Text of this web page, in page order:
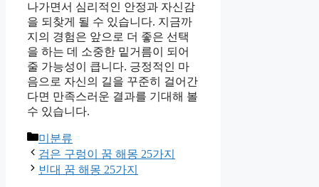
나가면서 심리적인 안정과 자신감
을 되찾게 될 수 있습니다. 지금까
지의 경험은 앞으로 더 좋은 선택
을 하는 데 소중한 밑거름이 되어
줄 가능성이 큽니다. 긍정적인 마
음으로 자신의 길을 꾸준히 걸어간
다면 만족스러운 결과를 기대해 볼
수 있습니다.
카
테
고
미분류
검은 구렁이 꿈 해몽 25가지
빈대 꿈 해몽 25가지